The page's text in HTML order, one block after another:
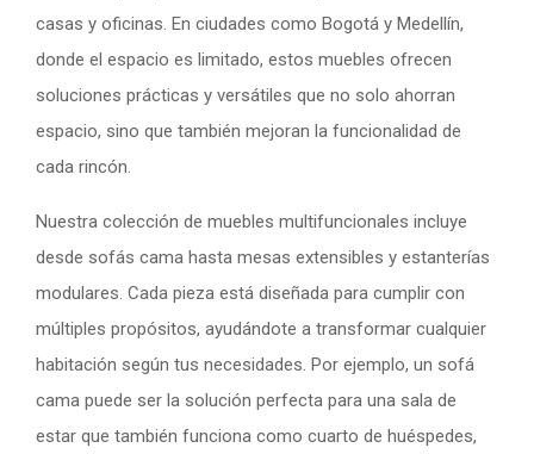
casas y oficinas. En ciudades como Bogotá y Medellín,
donde el espacio es limitado, estos muebles ofrecen
soluciones prácticas y versátiles que no solo ahorran
espacio, sino que también mejoran la funcionalidad de
cada rincón.
Nuestra colección de muebles multifuncionales incluye
desde sofás cama hasta mesas extensibles y estanterías
modulares. Cada pieza está diseñada para cumplir con
múltiples propósitos, ayudándote a transformar cualquier
habitación según tus necesidades. Por ejemplo, un sofá
cama puede ser la solución perfecta para una sala de
estar que también funciona como cuarto de huéspedes,